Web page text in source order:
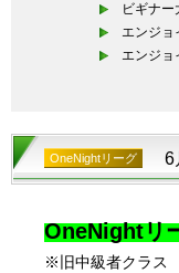
ビギナー
エンジョ
エンジョ
OneNightリーグ 6
OneNightリ
※旧中級者クラス